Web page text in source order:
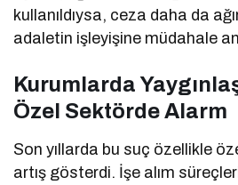
kullanıldıysa, ceza daha da
adaletin işleyişine müdahale
Kurumlarda
Özel Sektörde Alarm
Son yıllarda bu suç özellikle
artış gösterdi. İşe alım